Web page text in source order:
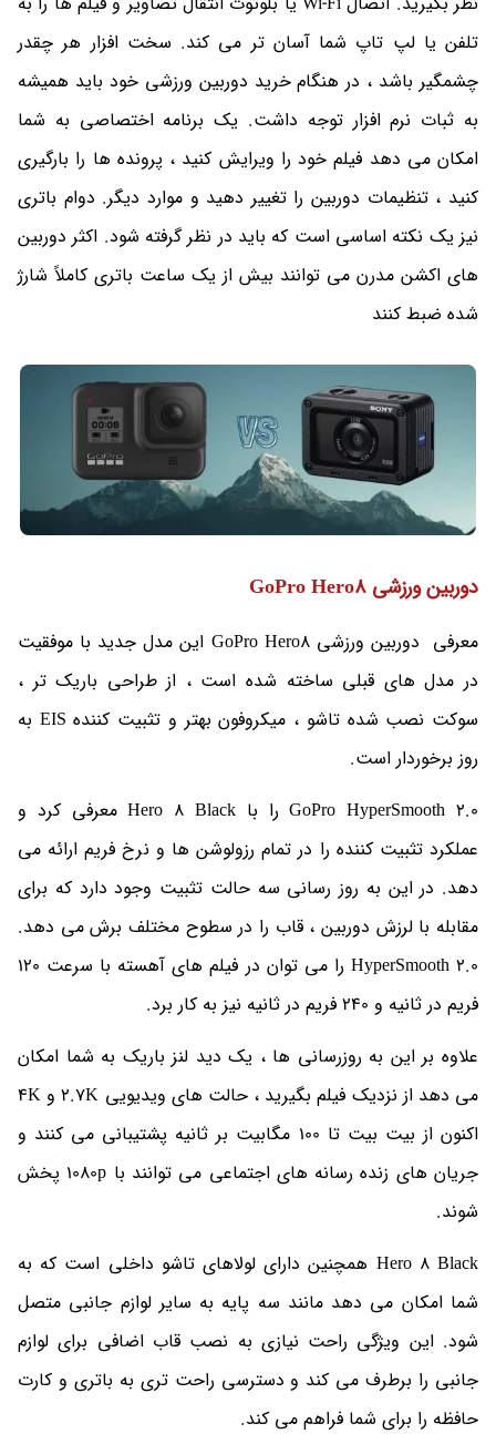
تلفن یا لپ تاپ شما آسان تر می کند. سخت افزار هر چقدر
چشمگیر باشد ، در هنگام خرید دوربین ورزشی خود باید همیشه
به ثبات نرم افزار توجه داشت. یک برنامه اختصاصی به شما
امکان می دهد فیلم خود را ویرایش کنید ، پرونده ها را بارگیری
کنید ، تنظیمات دوربین را تغییر دهید و موارد دیگر. دوام باتری
نیز یک نکته اساسی است که باید در نظر گرفته شود. اکثر دوربین
های اکشن مدرن می توانند بیش از یک ساعت باتری کاملاً شارژ
شده ضبط کنند
دوربین ورزشی GoPro Hero8
معرفی دوربین ورزشی GoPro Hero8 این مدل جدید با موفقیت
در مدل های قبلی ساخته شده است ، از طراحی باریک تر ،
سوکت نصب شده تاشو ، میکروفون بهتر و تثبیت کننده EIS به
روز برخوردار است.
GoPro HyperSmooth 2.0 را با Hero 8 Black معرفی کرد و
عملکرد تثبیت کننده را در تمام رزولوشن ها و نرخ فریم ارائه می
دهد. در این به روز رسانی سه حالت تثبیت وجود دارد که برای
مقابله با لرزش دوربین ، قاب را در سطوح مختلف برش می دهد.
HyperSmooth 2.0 را می توان در فیلم های آهسته با سرعت 120
فریم در ثانیه و 240 فریم در ثانیه نیز به کار برد.
علاوه بر این به روزرسانی ها ، یک دید لنز باریک به شما امکان
می دهد از نزدیک فیلم بگیرید ، حالت های ویدیویی 2.7K و 4K
اکنون از بیت بیت تا 100 مگابیت بر ثانیه پشتیبانی می کنند و
جریان های زنده رسانه های اجتماعی می توانند با 1080p پخش
شوند.
Hero 8 Black همچنین دارای لولاهای تاشو داخلی است که به
شما امکان می دهد مانند سه پایه به سایر لوازم جانبی متصل
شود. این ویژگی راحت نیازی به نصب قاب اضافی برای لوازم
جانبی را برطرف می کند و دسترسی راحت تری به باتری و کارت
حافظه را برای شما فراهم می کند.